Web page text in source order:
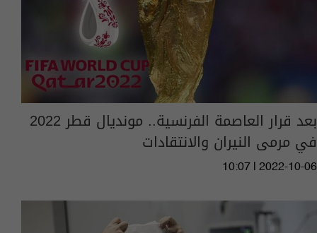
بعد قرار العاصمة الفرنسية.. مونديال قطر 2022
في مرمى النيران والانتقادات
10:07 | 2022-10-06